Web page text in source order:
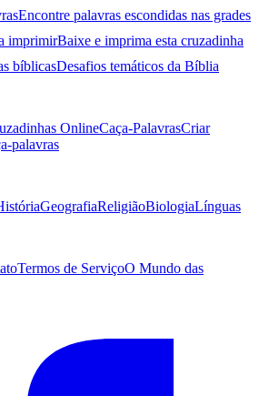
Encontre palavras escondidas nas grades
imprimirBaixe e imprima esta cruzadinha
bíblicasDesafios temáticos da Bíblia
OnlineCaça-PalavrasCriar
palavras
GeografiaReligiãoBiologiaLínguas
Termos de ServiçoO Mundo das